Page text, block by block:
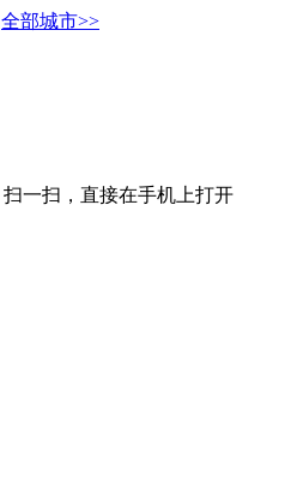
全部城市>>
扫一扫，直接在手机上打开